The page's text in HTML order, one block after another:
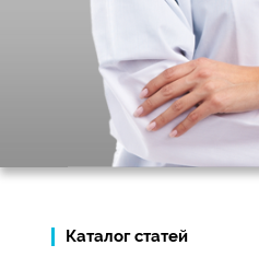
Каталог статей